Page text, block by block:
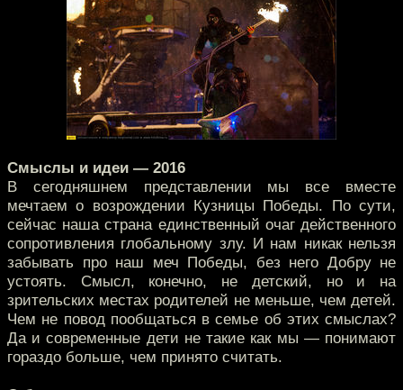
Смыслы и идеи — 2016
В сегодняшнем представлении мы все вместе
мечтаем о возрождении Кузницы Победы. По сути,
сейчас наша страна единственный очаг действенного
сопротивления глобальному злу. И нам никак нельзя
забывать про наш меч Победы, без него Добру не
устоять. Смысл, конечно, не детский, но и на
зрительских местах родителей не меньше, чем детей.
Чем не повод пообщаться в семье об этих смыслах?
Да и современные дети не такие как мы — понимают
гораздо больше, чем принято считать.